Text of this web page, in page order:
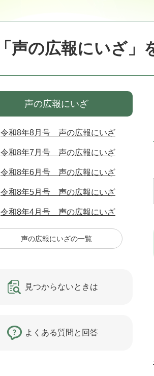
「声の広報にいざ
声の広報にいざ
令和8年8月号 声の広報にいざ
令和8年7月号 声の広報にいざ
令和8年6月号 声の広報にいざ
令和8年5月号 声の広報にいざ
令和8年4月号 声の広報にいざ
声の広報にいざの一覧
見つからないときは
よくある質問と回答